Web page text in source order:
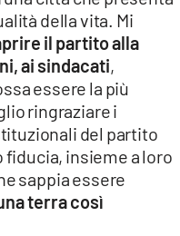
della vita. Mi
il partito alla
ai sindacati,
essere la più
ringraziare i
del partito
fiducia, insieme a loro
sappia essere
terra così